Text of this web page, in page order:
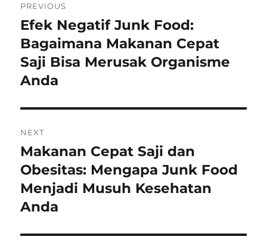
pos
PREVIOUS
Previous
post:
Efek Negatif Junk Food:
Bagaimana Makanan Cepat
Saji Bisa Merusak Organisme
Anda
NEXT
Next
post:
Makanan Cepat Saji dan
Obesitas: Mengapa Junk Food
Menjadi Musuh Kesehatan
Anda